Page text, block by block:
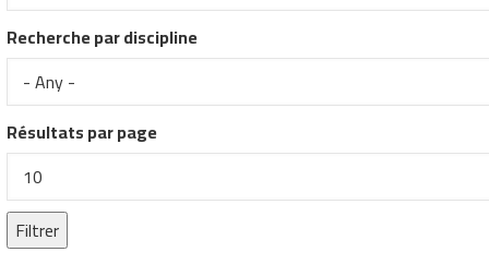
Recherche par discipline
Résultats par page